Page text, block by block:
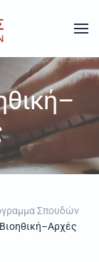
Σπουδών